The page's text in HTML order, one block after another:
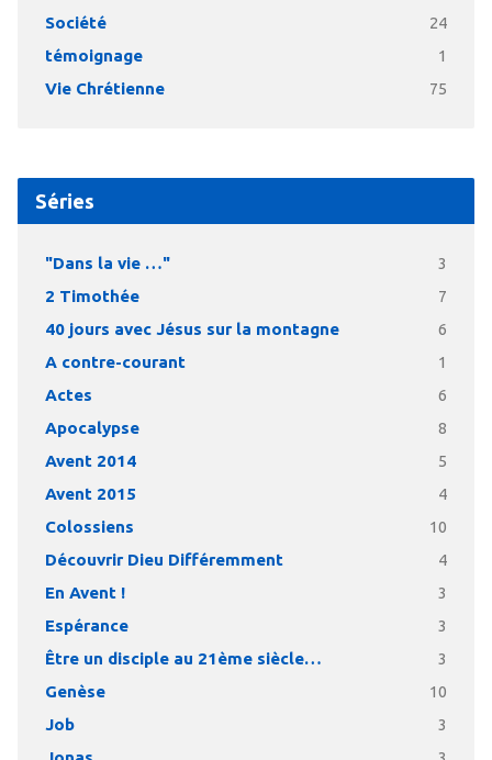
Société 24
témoignage 1
Vie Chrétienne 75
Séries
"Dans la vie …" 3
2 Timothée 7
40 jours avec Jésus sur la montagne 6
A contre-courant 1
Actes 6
Apocalypse 8
Avent 2014 5
Avent 2015 4
Colossiens 10
Découvrir Dieu Différemment 4
En Avent ! 3
Espérance 3
Être un disciple au 21ème siècle… 3
Genèse 10
Job 3